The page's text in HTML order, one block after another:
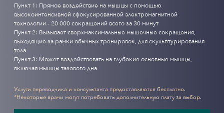
Пункт 1: Прямое воздействие на мышцы с помощью
высокоинтенсивной сфокусированной электромагнитной
технологии - 20 000 сокращений всего за 30 минут
Пункт 2: Вызывает сверхмаксимальные мышечные сокращения,
выходящие за рамки обычных тренировок, для скульптурирования
тела
Пункт 3: Может воздействовать на глубокие основные мышцы,
включая мышцы тазового дна
Услуги переводчика и консультанта предоставляются бесплатно.
*Некоторые врачи могут потребовать дополнительную плату за выбор.